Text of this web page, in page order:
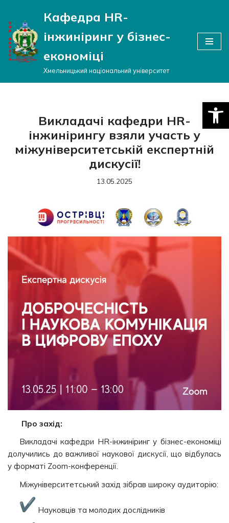
Перейти
до
вмісту
Кафедра HR-
інжиніринг у бізнес-
економіці
Хмельницький національний університет
Викладачі кафедри HR-
інжинірингу взяли участь у
міжуніверситетській експертній
дискусії!
13.05.2025
Про захід:
Викладачі кафедри HR-інжиніринг у бізнес-економіці
долучились до важливої наукової дискусії, що відбулась
у форматі Zoom-конференції.
Міжуніверситетський захід зібрав широку аудиторію:
Науковців та молодих дослідників